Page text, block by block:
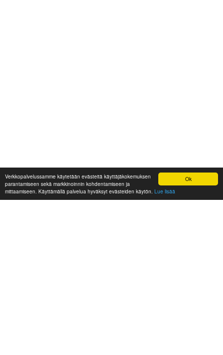
Ok
Verkkopalvelussamme käytetään evästeitä käyttäjäkokemuksen
parantamiseen sekä markkinoinnin kohdentamiseen ja
mittaamiseen. Käyttämällä palvelua hyväksyt evästeiden käytön. Lue lisää